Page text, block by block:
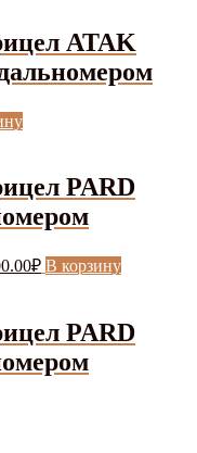
ATAK
PARD
₽Текущая
цена:
В корзину
PARD